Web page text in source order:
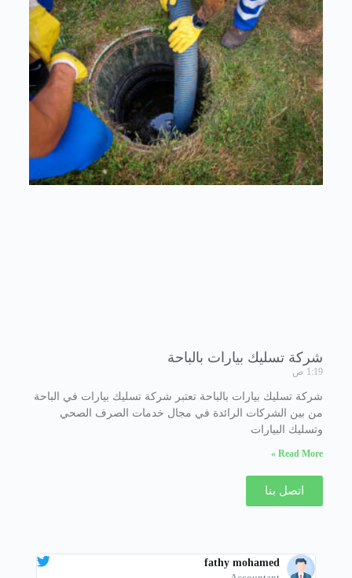
شركة تسليك بيارات بالباحة
1:19 ص
شركة تسليك بيارات بالباحة تعتبر شركة تسليك بيارات في الباحة
من بين الشركات الرائدة في مجال خدمات الصرف الصحي
وتسليك البيارات
Read More »
اتصل بنا
fathy mohamed